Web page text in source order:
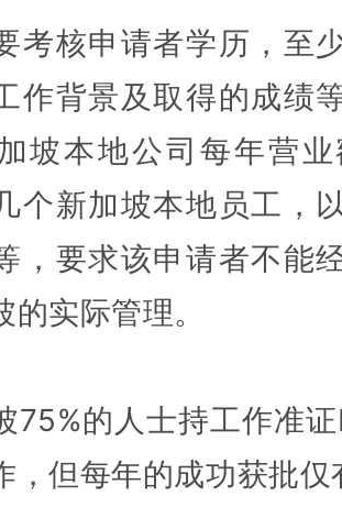
考核申请者学历，至
作背景及取得的成绩
坡本地公司每年营
个新加坡本地员工，
，要求该申请者不能
实际管理。
75%的人士持工作准
，但每年的成功获批仅